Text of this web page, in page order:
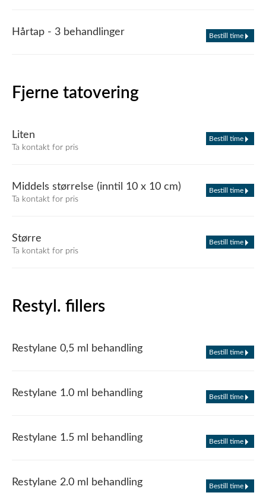
Hårtap - 3 behandlinger Bestill time
Fjerne tatovering
Liten
Ta kontakt for pris
Bestill time
Middels størrelse (inntil 10 x 10 cm)
Ta kontakt for pris
Bestill time
Større
Ta kontakt for pris
Bestill time
Restyl. fillers
Restylane 0,5 ml behandling Bestill time
Restylane 1.0 ml behandling Bestill time
Restylane 1.5 ml behandling Bestill time
Restylane 2.0 ml behandling Bestill time